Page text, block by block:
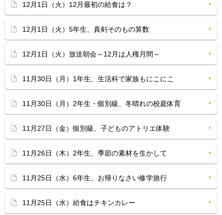
12月1日（火）12月最初の給食は？
12月1日（火）5年生、真剣そのもの算数
12月1日（火）放送朝会～12月は人権月間～
11月30日（月）1年生、生活科で家族もにこにこ
11月30日（月）2年生・個別級、冬晴れの校庭体育
11月27日（金）個別級、子どものアトリエ体験
11月26日（木）2年生、季節の素材を生かして
11月25日（水）6年生、お帰りなさい修学旅行
11月25日（水）給食はチキンカレー